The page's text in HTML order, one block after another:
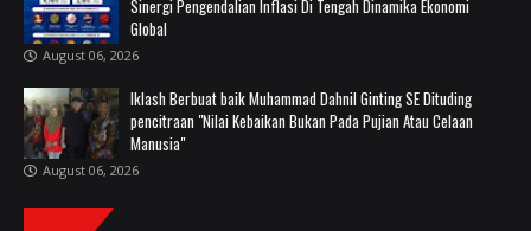
Sinergi Pengendalian Inflasi Di Tengah Dinamika Ekonomi
Global
August 06, 2026
Iklash Berbuat baik Muhammad Dahnil Ginting SE Dituding
pencitraan "Nilai Kebaikan Bukan Pada Pujian Atau Celaan
Manusia"
August 06, 2026